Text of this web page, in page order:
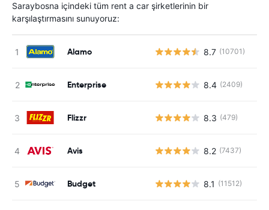
Saraybosna içindeki tüm rent a car şirketlerinin bir
karşılaştırmasını sunuyoruz:
Alamo 8.7 (10701)
Enterprise 8.4 (2409)
Flizzr 8.3 (479)
Avis 8.2 (7437)
Budget 8.1 (11512)